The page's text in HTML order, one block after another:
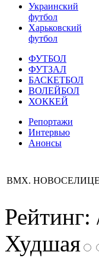
Украинский
футбол
Харьковский
футбол
ФУТБОЛ
ФУТЗАЛ
БАСКЕТБОЛ
ВОЛЕЙБОЛ
ХОККЕЙ
Репортажи
Интервью
Анонсы
ВМХ.
Рейтинг:
Худшая